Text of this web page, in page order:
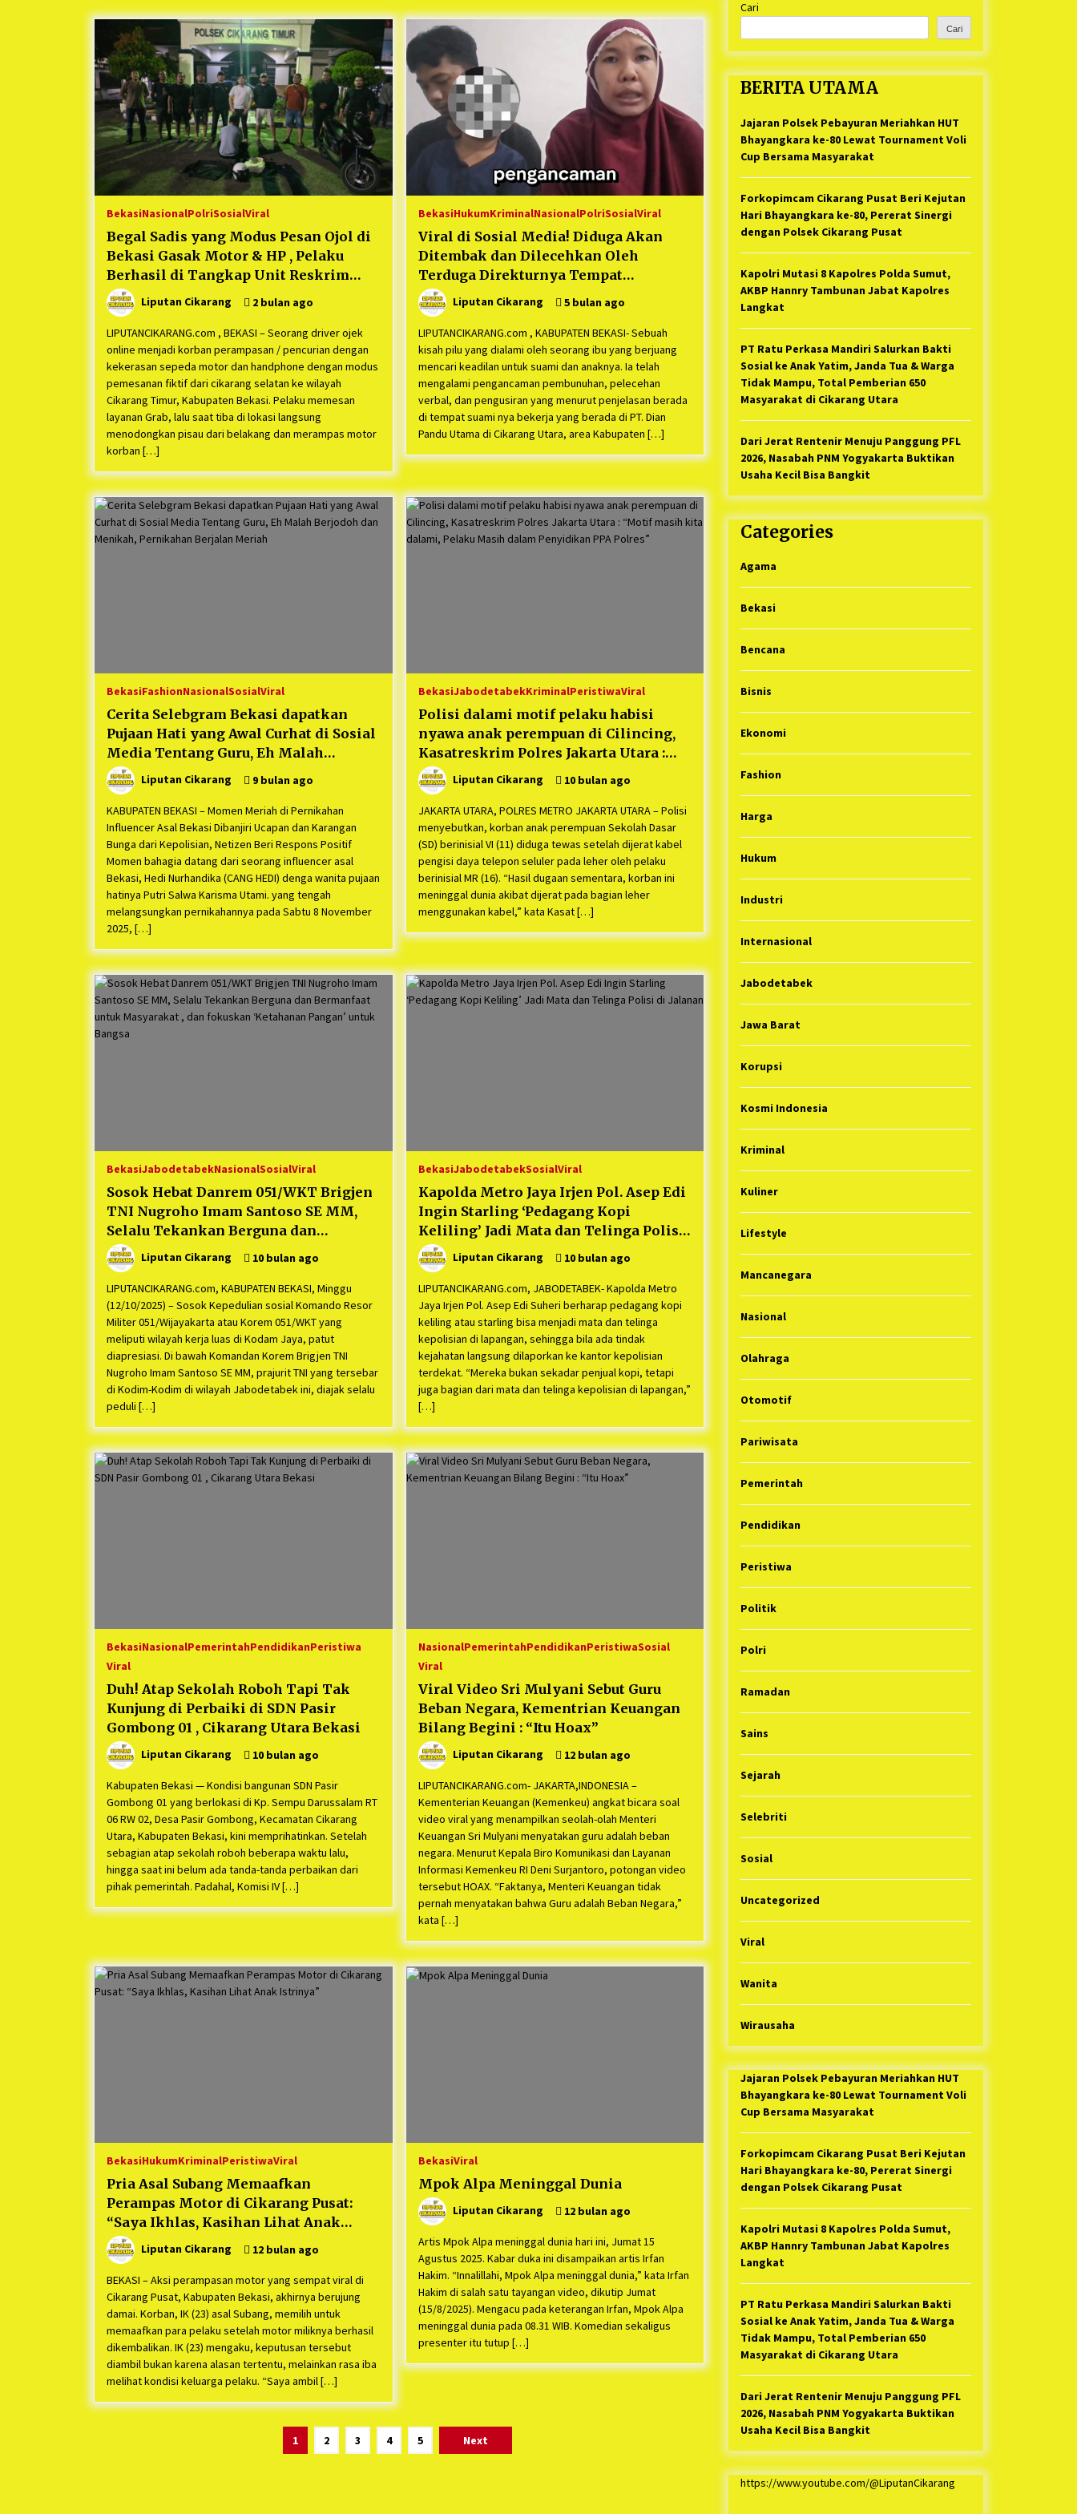
Berjalan Sukses
5 bulan ago
Mekaar
1 tahun ago
Sebelum Waktunya
1 tahun ago
Kartini Penggerak Lingkungan dari
Sampah Bukit Berlian
1 tahun ago
PNM Berangkatkan Ratusan Peserta
: Mudik Aman Sampai Tujuan BUMN
2025
1 tahun ago
Indonesia Gilang Bayu Nugraha,
S.H, Ucapkan Terimakasih Atas
Support Camat Kedungwaringin
Memberikan Logistik Ke Posko
1 tahun ago
Ucapan Terimakasih Ketua Umum
Jurpala Indonesia dan KOSMI
Indonesia Atas Respon Cepat Polres
Metro Bekasi dan Polsek Cikarang
Timur yang Tangkap Oknum Ormas
Terkait Pengusiran Pendirian Posko
1 tahun ago
Kodim 0509 Kabupaten Bekasi
Terima 20 Perahu Bantuan Dari
Panglima TNI
1 tahun ago
Jelang Ramadhan, Kecamatan
Cikarang Pusat Gelar STQ ke-VII
1 tahun ago
BekasiNasionalPolriSosialViral
Begal Sadis yang Modus Pesan Ojol di
Bekasi Gasak Motor & HP , Pelaku
Berhasil di Tangkap Unit Reskrim
Polsek Cikarang Timur
Liputan Cikarang 2 bulan ago
LIPUTANCIKARANG.com , BEKASI – Seorang driver ojek
online menjadi korban perampasan / pencurian dengan
kekerasan sepeda motor dan handphone dengan modus
pemesanan fiktif dari cikarang selatan ke wilayah
Cikarang Timur, Kabupaten Bekasi. Pelaku memesan
layanan Grab, lalu saat tiba di lokasi langsung
menodongkan pisau dari belakang dan merampas motor
korban […]
BekasiHukumKriminalNasionalPolriSosialViral
Viral di Sosial Media! Diduga Akan
Ditembak dan Dilecehkan Oleh
Terduga Direkturnya Tempat
Suaminya Bekerja di Kabupaten Bekasi
Liputan Cikarang 5 bulan ago
LIPUTANCIKARANG.com , KABUPATEN BEKASI- Sebuah
kisah pilu yang dialami oleh seorang ibu yang berjuang
mencari keadilan untuk suami dan anaknya. Ia telah
mengalami pengancaman pembunuhan, pelecehan
verbal, dan pengusiran yang menurut penjelasan berada
di tempat suami nya bekerja yang berada di PT. Dian
Pandu Utama di Cikarang Utara, area Kabupaten […]
BekasiFashionNasionalSosialViral
Cerita Selebgram Bekasi dapatkan
Pujaan Hati yang Awal Curhat di Sosial
Media Tentang Guru, Eh Malah
Berjodoh dan Menikah, Pernikahan
Berjalan Meriah
Liputan Cikarang 9 bulan ago
KABUPATEN BEKASI – Momen Meriah di Pernikahan
Influencer Asal Bekasi Dibanjiri Ucapan dan Karangan
Bunga dari Kepolisian, Netizen Beri Respons Positif
Momen bahagia datang dari seorang influencer asal
Bekasi, Hedi Nurhandika (CANG HEDI) denga wanita pujaan
hatinya Putri Salwa Karisma Utami. yang tengah
melangsungkan pernikahannya pada Sabtu 8 November
2025, […]
BekasiJabodetabekKriminalPeristiwaViral
Polisi dalami motif pelaku habisi
nyawa anak perempuan di Cilincing,
Kasatreskrim Polres Jakarta Utara :
“Motif masih kita dalami, Pelaku
Masih dalam Penyidikan PPA Polres”
Liputan Cikarang 10 bulan ago
JAKARTA UTARA, POLRES METRO JAKARTA UTARA – Polisi
menyebutkan, korban anak perempuan Sekolah Dasar
(SD) berinisial VI (11) diduga tewas setelah dijerat kabel
pengisi daya telepon seluler pada leher oleh pelaku
berinisial MR (16). “Hasil dugaan sementara, korban ini
meninggal dunia akibat dijerat pada bagian leher
menggunakan kabel,” kata Kasat […]
BekasiJabodetabekNasionalSosialViral
Sosok Hebat Danrem 051/WKT Brigjen
TNI Nugroho Imam Santoso SE MM,
Selalu Tekankan Berguna dan
Bermanfaat untuk Masyarakat , dan
fokuskan ‘Ketahanan Pangan’ untuk
Bangsa
Liputan Cikarang 10 bulan ago
LIPUTANCIKARANG.com, KABUPATEN BEKASI, Minggu
(12/10/2025) – Sosok Kepedulian sosial Komando Resor
Militer 051/Wijayakarta atau Korem 051/WKT yang
meliputi wilayah kerja luas di Kodam Jaya, patut
diapresiasi. Di bawah Komandan Korem Brigjen TNI
Nugroho Imam Santoso SE MM, prajurit TNI yang tersebar
di Kodim-Kodim di wilayah Jabodetabek ini, diajak selalu
peduli […]
BekasiJabodetabekSosialViral
Kapolda Metro Jaya Irjen Pol. Asep Edi
Ingin Starling ‘Pedagang Kopi
Keliling’ Jadi Mata dan Telinga Polisi
di JalananLiputan Cikarang 10 bulan ago
LIPUTANCIKARANG.com, JABODETABEK- Kapolda Metro
Jaya Irjen Pol. Asep Edi Suheri berharap pedagang kopi
keliling atau starling bisa menjadi mata dan telinga
kepolisian di lapangan, sehingga bila ada tindak
kejahatan langsung dilaporkan ke kantor kepolisian
terdekat. “Mereka bukan sekadar penjual kopi, tetapi
juga bagian dari mata dan telinga kepolisian di lapangan,”
[…]
BekasiNasionalPemerintahPendidikanPeristiwa
Viral
Duh! Atap Sekolah Roboh Tapi Tak
Kunjung di Perbaiki di SDN Pasir
Gombong 01 , Cikarang Utara Bekasi
Liputan Cikarang 10 bulan ago
Kabupaten Bekasi — Kondisi bangunan SDN Pasir
Gombong 01 yang berlokasi di Kp. Sempu Darussalam RT
06 RW 02, Desa Pasir Gombong, Kecamatan Cikarang
Utara, Kabupaten Bekasi, kini memprihatinkan. Setelah
sebagian atap sekolah roboh beberapa waktu lalu,
hingga saat ini belum ada tanda-tanda perbaikan dari
pihak pemerintah. Padahal, Komisi IV […]
NasionalPemerintahPendidikanPeristiwaSosial
Viral
Viral Video Sri Mulyani Sebut Guru
Beban Negara, Kementrian Keuangan
Bilang Begini : “Itu Hoax”
Liputan Cikarang 12 bulan ago
LIPUTANCIKARANG.com- JAKARTA,INDONESIA –
Kementerian Keuangan (Kemenkeu) angkat bicara soal
video viral yang menampilkan seolah-olah Menteri
Keuangan Sri Mulyani menyatakan guru adalah beban
negara. Menurut Kepala Biro Komunikasi dan Layanan
Informasi Kemenkeu RI Deni Surjantoro, potongan video
tersebut HOAX. “Faktanya, Menteri Keuangan tidak
pernah menyatakan bahwa Guru adalah Beban Negara,”
kata […]
BekasiHukumKriminalPeristiwaViral
Pria Asal Subang Memaafkan
Perampas Motor di Cikarang Pusat:
“Saya Ikhlas, Kasihan Lihat Anak
Istrinya”Liputan Cikarang 12 bulan ago
BEKASI – Aksi perampasan motor yang sempat viral di
Cikarang Pusat, Kabupaten Bekasi, akhirnya berujung
damai. Korban, IK (23) asal Subang, memilih untuk
memaafkan para pelaku setelah motor miliknya berhasil
dikembalikan. IK (23) mengaku, keputusan tersebut
diambil bukan karena alasan tertentu, melainkan rasa iba
melihat kondisi keluarga pelaku. “Saya ambil […]
BekasiViral
Mpok Alpa Meninggal Dunia
Liputan Cikarang 12 bulan ago
Artis Mpok Alpa meninggal dunia hari ini, Jumat 15
Agustus 2025. Kabar duka ini disampaikan artis Irfan
Hakim. “Innalillahi, Mpok Alpa meninggal dunia,” kata Irfan
Hakim di salah satu tayangan video, dikutip Jumat
(15/8/2025). Mengacu pada keterangan Irfan, Mpok Alpa
meninggal dunia pada 08.31 WIB. Komedian sekaligus
presenter itu tutup […]
1 2 3 4 5 Next
Cari
Cari
BERITA UTAMA
Jajaran Polsek Pebayuran Meriahkan HUT
Bhayangkara ke-80 Lewat Tournament Voli
Cup Bersama Masyarakat
Forkopimcam Cikarang Pusat Beri Kejutan
Hari Bhayangkara ke-80, Pererat Sinergi
dengan Polsek Cikarang Pusat
Kapolri Mutasi 8 Kapolres Polda Sumut,
AKBP Hannry Tambunan Jabat Kapolres
Langkat
PT Ratu Perkasa Mandiri Salurkan Bakti
Sosial ke Anak Yatim, Janda Tua & Warga
Tidak Mampu, Total Pemberian 650
Masyarakat di Cikarang Utara
Dari Jerat Rentenir Menuju Panggung PFL
2026, Nasabah PNM Yogyakarta Buktikan
Usaha Kecil Bisa Bangkit
Categories
Agama
Bekasi
Bencana
Bisnis
Ekonomi
Fashion
Harga
Hukum
Industri
Internasional
Jabodetabek
Jawa Barat
Korupsi
Kosmi Indonesia
Kriminal
Kuliner
Lifestyle
Mancanegara
Nasional
Olahraga
Otomotif
Pariwisata
Pemerintah
Pendidikan
Peristiwa
Politik
Polri
Ramadan
Sains
Sejarah
Selebriti
Sosial
Uncategorized
Viral
Wanita
Wirausaha
Jajaran Polsek Pebayuran Meriahkan HUT
Bhayangkara ke-80 Lewat Tournament Voli
Cup Bersama Masyarakat
Forkopimcam Cikarang Pusat Beri Kejutan
Hari Bhayangkara ke-80, Pererat Sinergi
dengan Polsek Cikarang Pusat
Kapolri Mutasi 8 Kapolres Polda Sumut,
AKBP Hannry Tambunan Jabat Kapolres
Langkat
PT Ratu Perkasa Mandiri Salurkan Bakti
Sosial ke Anak Yatim, Janda Tua & Warga
Tidak Mampu, Total Pemberian 650
Masyarakat di Cikarang Utara
Dari Jerat Rentenir Menuju Panggung PFL
2026, Nasabah PNM Yogyakarta Buktikan
Usaha Kecil Bisa Bangkit
https://www.youtube.com/@LiputanCikarang